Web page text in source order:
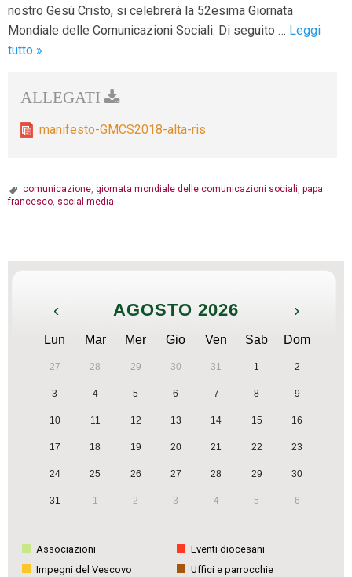
nostro Gesù Cristo, si celebrerà la 52esima Giornata
Mondiale delle Comunicazioni Sociali. Di seguito … Leggi
tutto 13
Giornata
delle
2018
»
manifesto-GMCS2018-alta-ris
comunicazione, giornata mondiale delle comunicazioni sociali, papa
francesco, social media
‹ AGOSTO 2026 ›
Lun Mar Mer Gio Ven Sab Dom
27 28 29 30 31 1 2
3 4 5 6 7 8 9
10 11 12 13 14 15 16
17 18 19 20 21 22 23
24 25 26 27 28 29 30
31 1 2 3 4 5 6
Associazioni
Eventi diocesani
Impegni del Vescovo
Uffici e parrocchie